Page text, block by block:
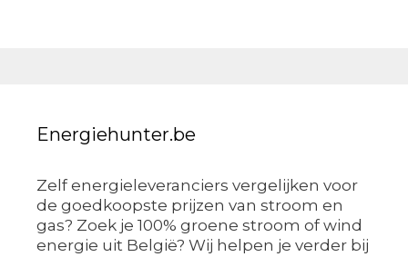
Energiehunter.be
Zelf energieleveranciers vergelijken voor
de goedkoopste prijzen van stroom en
gas? Zoek je 100% groene stroom of wind
energie uit België? Wij helpen je verder bij